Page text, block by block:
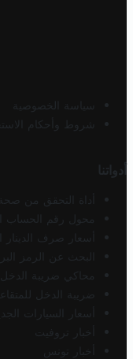
سياسة الخصوصية
شروط وأحكام
أدواتنا
أداة التحقق من
محول رقم الحساب
أسعار صرف الدينار
البحث عن الرمز
محاكي ضريبة
ضريبة الدخل
أسعار السيارات
أخبار تروفيت
أخبار تونس